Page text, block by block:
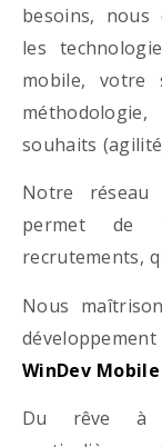
besoins, nous
les
mobile, votre
souhaits
Notre réseau
permet de
recrutements,
Nous
développement
WinDev Mobile
Du rêve à